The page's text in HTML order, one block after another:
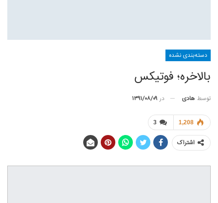
دسته‌بندی نشده
بالاخره؛ فوتیکس
توسط هادی در ۱۳۹۱/۰۸/۰۹
3 1,208
اشتراک